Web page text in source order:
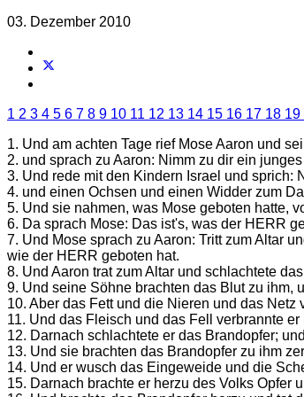
03. Dezember 2010
1 2 3 4 5 6 7 8 9 10 11 12 13 14 15 16 17 18 19
1. Und am achten Tage rief Mose Aaron und
2. und sprach zu Aaron: Nimm zu dir ein
3. Und rede mit den Kindern Israel und sprich:
4. und einen Ochsen und einen Widder zum
5. Und sie nahmen, was Mose geboten hatte,
6. Da sprach Mose: Das ist's, was der HERR
7. Und Mose sprach zu Aaron: Tritt zum Altar
wie der HERR geboten hat.
8. Und Aaron trat zum Altar und schlachtete
9. Und seine Söhne brachten das Blut zu ihm,
10. Aber das Fett und die Nieren und das
11. Und das Fleisch und das Fell verbrannte
12. Darnach schlachtete er das Brandopfer;
13. Und sie brachten das Brandopfer zu ihm
14. Und er wusch das Eingeweide und die
15. Darnach brachte er herzu des Volks Opfer